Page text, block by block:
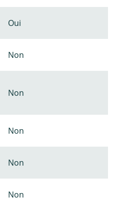
Oui
Non
Non
Non
Non
Non